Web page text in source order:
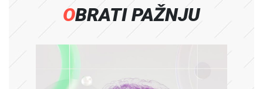
OBRATI PAŽNJU